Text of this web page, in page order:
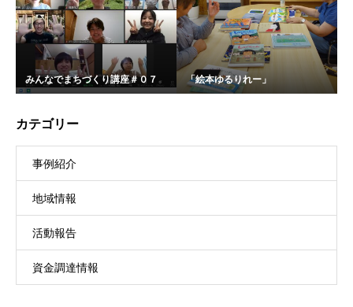
みんなでまちづくり講座＃０７ 「絵本ゆるりれー」
カテゴリー
事例紹介
地域情報
活動報告
資金調達情報